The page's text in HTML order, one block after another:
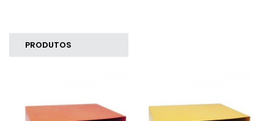
PRODUTOS